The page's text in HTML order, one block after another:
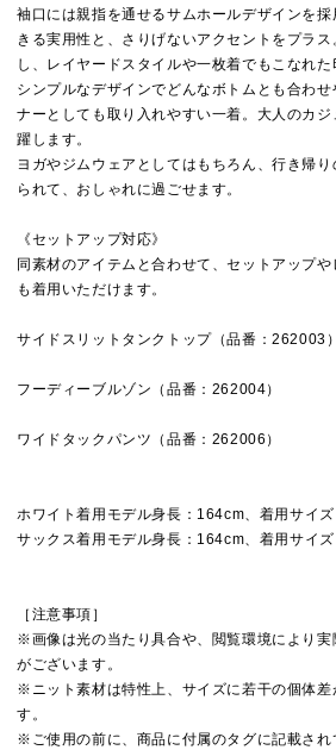
袖口には親指を通せるサムホールデザインを
きる実用性と、さりげないアクセントをプラ
し、レイヤードスタイルや一枚着でもこなれた
シンプルなデザインでどんなボトムとも合わ
ナーとしても取り入れやすい一着。大人のカ
躍します。
ヨガやジムウェアとしてはもちろん、行き帰
られて、おしゃれに過ごせます。
《セットアップ対応》
同素材のアイテムと合わせて、セットアップ
も着用いただけます。
サイドスリットタンクトップ（品番：262003）
フーディーブルゾン（品番：262004）
ワイドタックパンツ（品番：262006）
ホワイト着用モデル身長：164cm、着用サイ
サックス着用モデル身長：164cm、着用サイ
［注意事項］
※画像は光の当たり具合や、閲覧環境により
がございます。
※ニット素材は特性上、サイズに若干の個体差
す。
※ご使用の前に、商品に付属のタグに記載され